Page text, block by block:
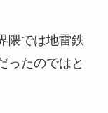
隈では地雷鉄
ったのではと